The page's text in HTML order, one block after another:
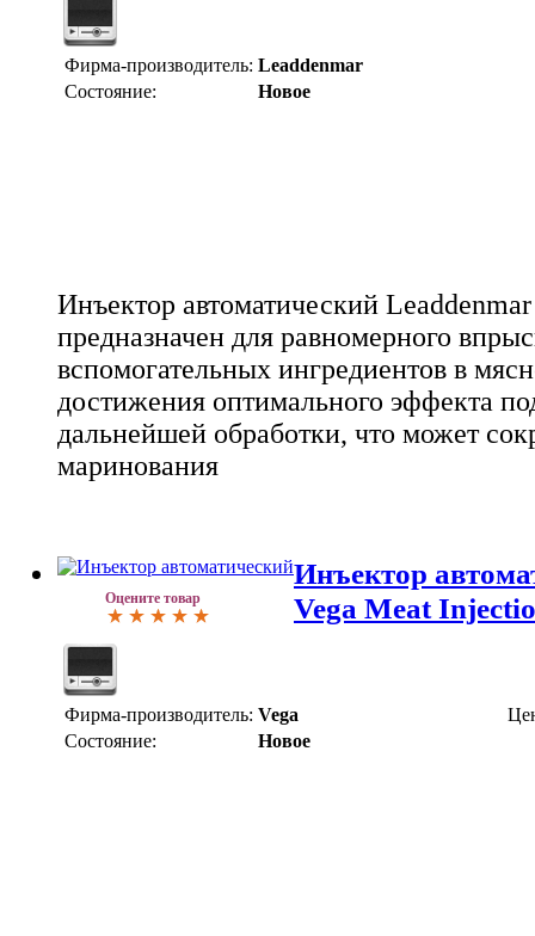
Фирма-производитель: Leaddenmar
Состояние:
Новое
Инъектор автоматический
предназначен для равномерного
вспомогательных ингредиентов в
достижения оптимального эффекта
дальнейшей обработки, что может
маринования
Оцените товар
Инъектор
Vega Meat
Фирма-производитель: Vega
Состояние:
Новое